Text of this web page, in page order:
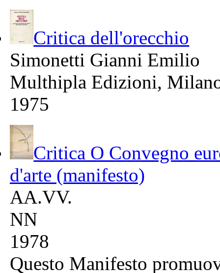
Critica dell'orecchio
Simonetti Gianni Emilio
Multhipla Edizioni,
1975
Critica O Convegno
d'arte (manifesto)
AA.VV.
NN
1978
Questo Manifesto